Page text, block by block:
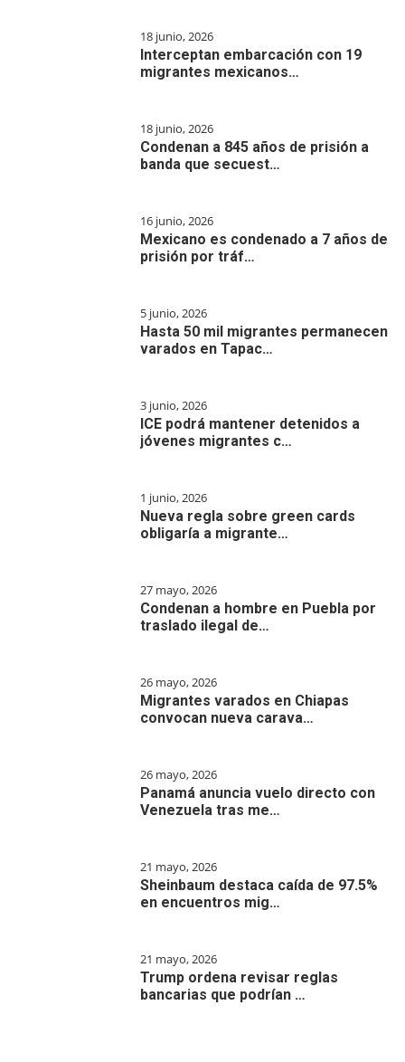
18 junio, 2026
Interceptan embarcación con 19
migrantes mexicanos…
18 junio, 2026
Condenan a 845 años de prisión a
banda que secuest…
16 junio, 2026
Mexicano es condenado a 7 años de
prisión por tráf…
5 junio, 2026
Hasta 50 mil migrantes permanecen
varados en Tapac…
3 junio, 2026
ICE podrá mantener detenidos a
jóvenes migrantes c…
1 junio, 2026
Nueva regla sobre green cards
obligaría a migrante…
27 mayo, 2026
Condenan a hombre en Puebla por
traslado ilegal de…
26 mayo, 2026
Migrantes varados en Chiapas
convocan nueva carava…
26 mayo, 2026
Panamá anuncia vuelo directo con
Venezuela tras me…
21 mayo, 2026
Sheinbaum destaca caída de 97.5%
en encuentros mig…
21 mayo, 2026
Trump ordena revisar reglas
bancarias que podrían …